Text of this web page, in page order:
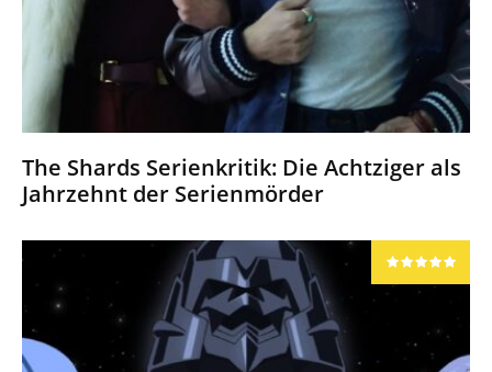
The Shards Serienkritik: Die Achtziger als
Jahrzehnt der Serienmörder